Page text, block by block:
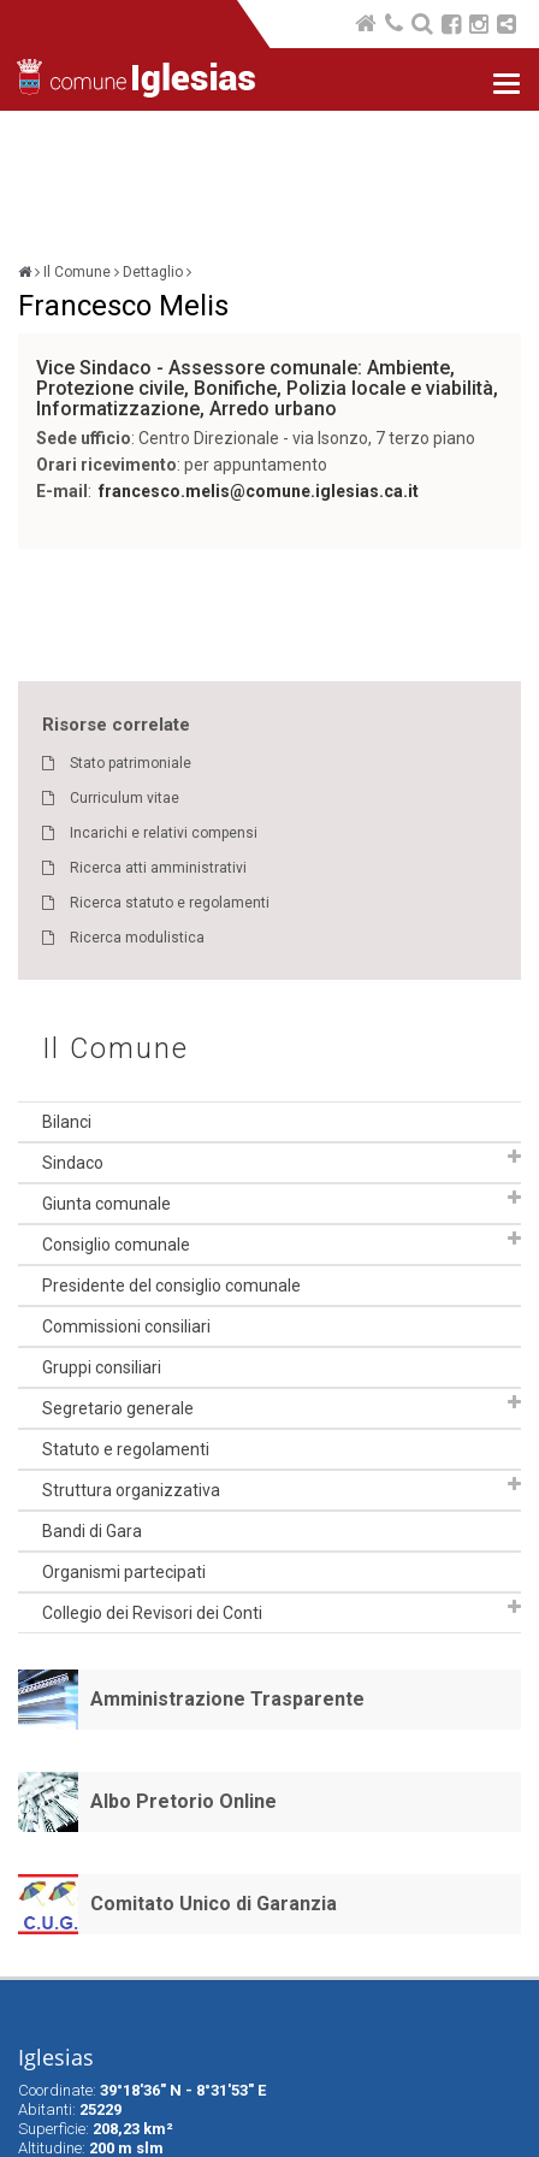
Il Comune Dettaglio
Francesco Melis
Vice Sindaco - Assessore comunale: Ambiente,
Protezione civile, Bonifiche, Polizia locale e viabilità,
Informatizzazione, Arredo urbano
Sede ufficio: Centro Direzionale - via Isonzo, 7 terzo piano
Orari ricevimento: per appuntamento
E-mail : francesco.melis@comune.iglesias.ca.it
Risorse correlate
Stato patrimoniale
Curriculum vitae
Incarichi e relativi compensi
Ricerca atti amministrativi
Ricerca statuto e regolamenti
Ricerca modulistica
Il Comune
Bilanci
Sindaco
Giunta comunale
Consiglio comunale
Presidente del consiglio comunale
Commissioni consiliari
Gruppi consiliari
Segretario generale
Statuto e regolamenti
Struttura organizzativa
Bandi di Gara
Organismi partecipati
Collegio dei Revisori dei Conti
Amministrazione Trasparente
Albo Pretorio Online
Comitato Unico di Garanzia
Iglesias
Coordinate: 39°18'36" N - 8°31'53" E
Abitanti: 25229
Superfìcie: 208,23 km²
Altitudine: 200 m slm